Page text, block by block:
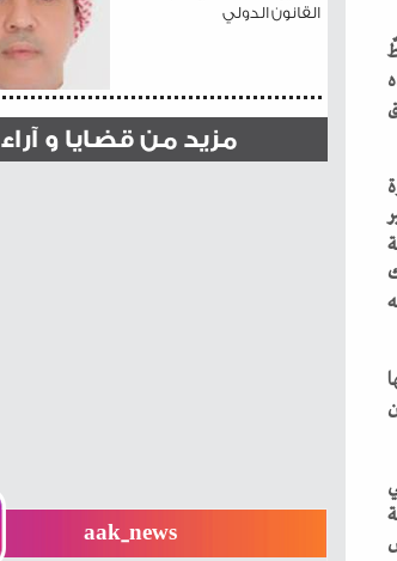
خطّوا‭ ‬أسماءهم‭ ‬بأقلامهم‭ ‬ومضوا‭ ‬على‭ ‬وثيقة‭ ‬التأييد‭ ‬والولاء‭.. ‬ظاهرها‭ ‬أوراق‭ ‬بيضاء‭ ‬وأسماء‭ ‬وتواقيع‭ ‬ولكنها‭ ‬في‭ ‬حقيقتها‭ ‬خطوطٌ‭
‬صاحب‭ ‬الجلالة‭ ‬الملك‭ ‬حمد‭ ‬بن‭ ‬عيسى‭ ‬بن‭ ‬سلمان‭ ‬آل‭ ‬خليفة،‭ ‬ملك‭ ‬البلاد‭ ‬المعظم‭ ‬حفظه‭ ‬الله‭ ‬ورعاه‭ ‬وسدد‭ ‬على‭ ‬طريق‭ ‬الخير‭
القانون الدولي
مزيد من قضايا و آراء
aak_news